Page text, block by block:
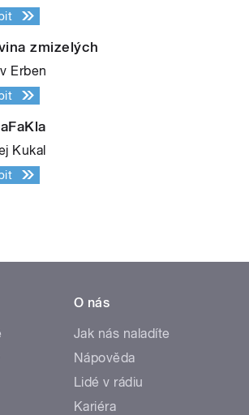
zmizelých
Erben
Kukal
O nás
Jak nás naladíte
Nápověda
Lidé v rádiu
Kariéra